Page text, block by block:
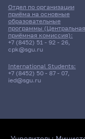
Отдел по организации
приёма на основные
образовательные
программы (Центральная
приёмная комиссия):
+7 (8452) 51 - 92 - 26,
cpk@sgu.ru
International Students:
+7 (8452) 50 - 87 - 07,
ied@sgu.ru